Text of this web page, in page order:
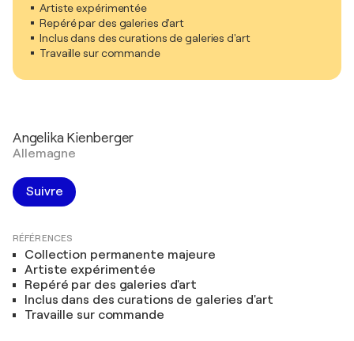
Artiste expérimentée
Repéré par des galeries d'art
Inclus dans des curations de galeries d'art
Travaille sur commande
Angelika Kienberger
Allemagne
Suivre
RÉFÉRENCES
Collection permanente majeure
Artiste expérimentée
Repéré par des galeries d'art
Inclus dans des curations de galeries d'art
Travaille sur commande